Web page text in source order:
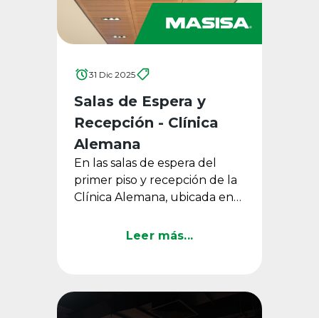
31 Dic 2025
Salas de Espera y
Recepción - Clínica
Alemana
En las salas de espera del
primer piso y recepción de la
Clínica Alemana, ubicada en
Acústicos Masisa Ondas ...
Leer más...